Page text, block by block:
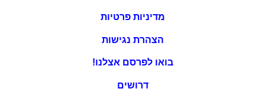
מדיניות פרטיות
הצהרת נגישות
בואו לפרסם אצלנו!
דרושים